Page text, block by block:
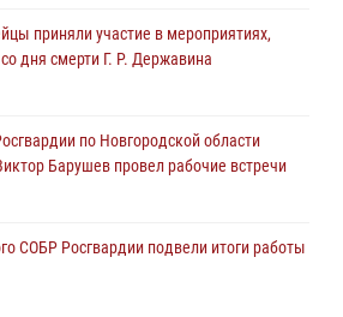
1
дня" на радио "Радио53" от 30
состава Росгвардии.
провели телефонную «горячую
приняли участие в мероприятиях,
дня смерти Г. Р. Державина
по Новгородской области
Барушев провел рабочие встречи
СОБР Росгвардии подвели итоги работы